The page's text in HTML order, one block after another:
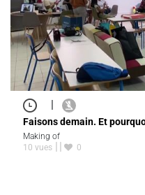
|
Faisons demain. Et
Making of
10 vues
0